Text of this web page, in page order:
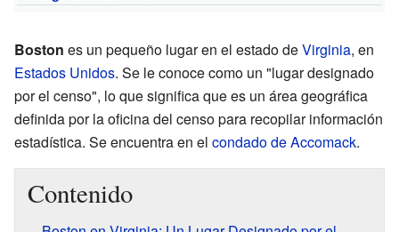
Boston es un pequeño lugar en el estado deVirginia, en
Estados Unidos. Se le conoce como un "lugar designado
por el censo", lo que significa que es un área geográfica
definida por la oficina del censo para recopilar información
estadística. Se encuentra en el condado de Accomack.
Contenido